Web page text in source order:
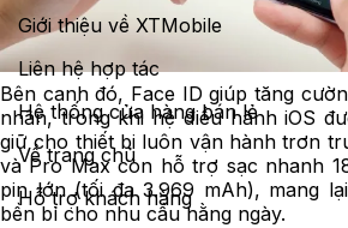
Bên cạnh đó, Face ID giúp tăng
nhân, trong khi hệ điều hành iOS
giữ cho thiết bị luôn vận hành trơn
và Pro Max còn hỗ trợ sạc nhanh
pin lớn (tối đa 3.969 mAh), mang
bền bỉ cho nhu cầu hằng ngày.
Giới thiệu về XTMobile
Liên hệ hợp tác
Hệ thống cửa hàng bán lẻ
Về trang chủ
Hỗ trợ khách hàng